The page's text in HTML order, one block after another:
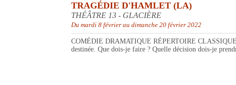
TRAGÉDIE D'HAMLET (LA)
THÉÂTRE 13 - GLACIÈRE
Du mardi 8 février au dimanche 20 février 2022
COMÉDIE DRAMATIQUE RÉPERTOIRE CLASSIQUE.
destinée. Que dois-je faire ? Quelle décision dois-je